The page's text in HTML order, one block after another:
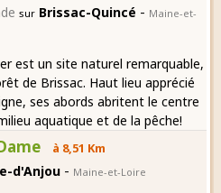
sur Brissac-Quincé - Maine-et-
est un site naturel remarquable,
de Brissac. Haut lieu apprécié
ses abords abritent le centre
aquatique et de la pêche!
à 8,51 Km
d'Anjou - Maine-et-Loire